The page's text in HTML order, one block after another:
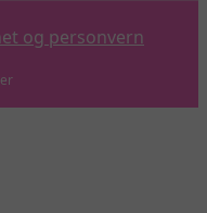
og personvern